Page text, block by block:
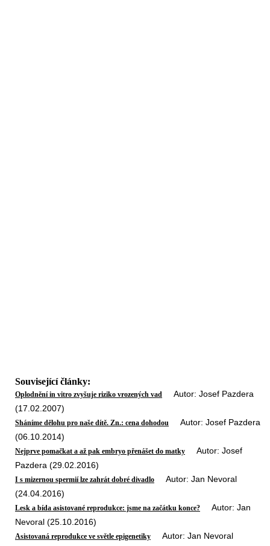
Související články:
Oplodnění in vitro zvyšuje riziko vrozených vad Autor: Josef Pazdera
(17.02.2007)
Sháníme dělohu pro naše dítě. Zn.: cena dohodou Autor: Josef Pazdera
(06.10.2014)
Nejprve pomačkat a až pak embryo přenášet do matky Autor: Josef
Pazdera (29.02.2016)
I s mizernou spermií lze zahrát dobré divadlo Autor: Jan Nevoral
(24.04.2016)
Lesk a bída asistované reprodukce: jsme na začátku konce? Autor: Jan
Nevoral (25.10.2016)
Asistovaná reprodukce ve světle epigenetiky Autor: Jan Nevoral